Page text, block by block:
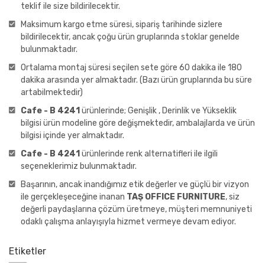
teklif ile size bildirilecektir.
Maksimum kargo etme süresi, sipariş tarihinde sizlere
bildirilecektir, ancak çoğu ürün gruplarında stoklar genelde
bulunmaktadır.
Ortalama montaj süresi seçilen sete göre 60 dakika ile 180
dakika arasında yer almaktadır. (Bazı ürün gruplarında bu süre
artabilmektedir)
Cafe - B 4241 ürünlerinde; Genişlik , Derinlik ve Yükseklik
bilgisi ürün modeline göre değişmektedir, ambalajlarda ve ürün
bilgisi içinde yer almaktadır.
Cafe - B 4241 ürünlerinde renk alternatifleri ile ilgili
seçeneklerimiz bulunmaktadır.
Başarının, ancak inandığımız etik değerler ve güçlü bir vizyon
ile gerçekleşeceğine inanan TAŞ OFFICE FURNITURE, siz
değerli paydaşlarına çözüm üretmeye, müşteri memnuniyeti
odaklı çalışma anlayışıyla hizmet vermeye devam ediyor.
Etiketler